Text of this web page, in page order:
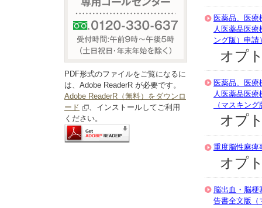
医薬品、医療
人医薬品医
ング版）申請
オプ
医薬品、医療
人医薬品医
（マスキン
オプ
重度脳性麻痺
オプ
脳出血・脳梗
告書全文版（
PDF形式のファイルをご覧になるに
は、Adobe ReaderR が必要です。
Adobe ReaderR（無料）をダウンロ
ード
、インストールしてご利用
ください。